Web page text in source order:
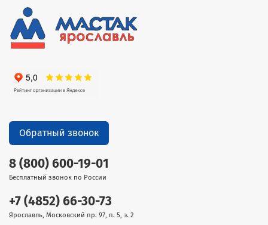
8 (800) 600-19-01
Бесплатный звонок по России
+7 (4852) 66-30-73
Ярославль, Московский пр. 97, п. 5, э. 2
Обратный звонок